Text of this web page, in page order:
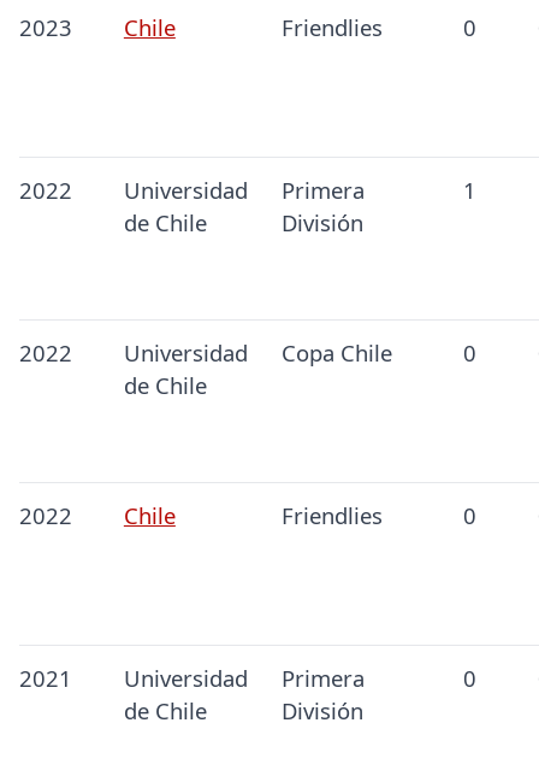
2023 Chile Friendlies 0
2022
Universidad
de Chile
Primera
División
1
2022
Universidad
de Chile
Copa Chile 0
2022 Chile Friendlies 0
2021
Universidad
de Chile
Primera
División
0